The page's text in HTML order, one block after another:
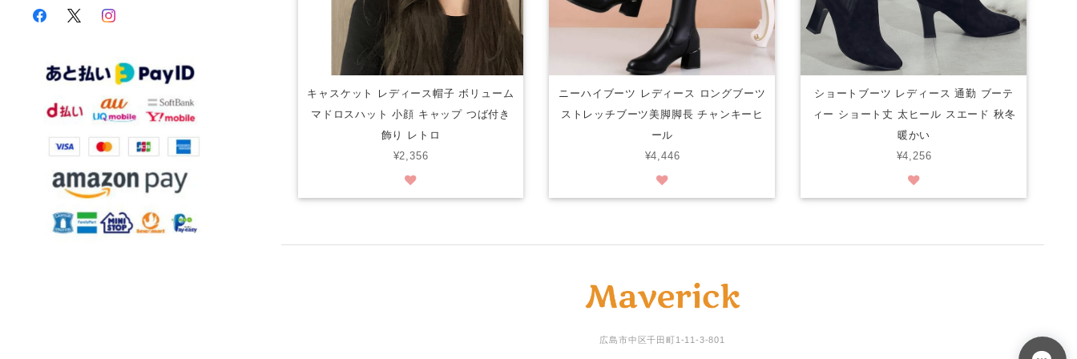
キャスケット レディース帽子 ボリューム
マドロスハット 小顔 キャップ つば付き
飾り レトロ
¥2,356
ニーハイブーツ レディース ロングブーツ
ストレッチブーツ美脚脚長 チャンキーヒ
ール
¥4,446
ショートブーツ レディース 通勤 ブーテ
ィー ショート丈 太ヒール スエード 秋冬
暖かい
¥4,256
広島市中区千田町1-11-3-801